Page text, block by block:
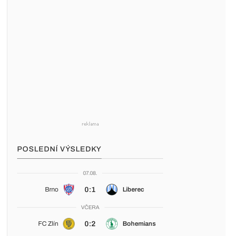
POSLEDNÍ VÝSLEDKY
07.08.
Brno 0:1 Liberec
VČERA
FC Zlín 0:2 Bohemians